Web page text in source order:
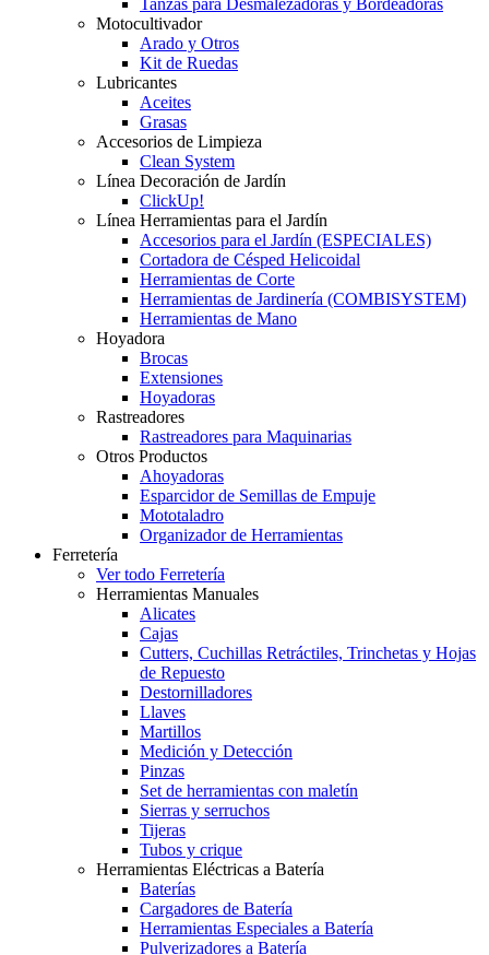
Motocultivador
Arado y Otros
Kit de Ruedas
Lubricantes
Aceites
Grasas
Accesorios de Limpieza
Clean System
Línea Decoración de Jardín
ClickUp!
Línea Herramientas para el Jardín
Accesorios para el Jardín (ESPECIALES)
Cortadora de Césped Helicoidal
Herramientas de Corte
Herramientas de Jardinería (COMBISYSTEM)
Herramientas de Mano
Hoyadora
Brocas
Extensiones
Hoyadoras
Rastreadores
Rastreadores para Maquinarias
Otros Productos
Ahoyadoras
Esparcidor de Semillas de Empuje
Mototaladro
Organizador de Herramientas
Ferretería
Ver todo Ferretería
Herramientas Manuales
Alicates
Cajas
Cutters, Cuchillas Retráctiles, Trinchetas y Hojas
de Repuesto
Destornilladores
Llaves
Martillos
Medición y Detección
Pinzas
Set de herramientas con maletín
Sierras y serruchos
Tijeras
Tubos y crique
Herramientas Eléctricas a Batería
Baterías
Cargadores de Batería
Herramientas Especiales a Batería
Pulverizadores a Batería